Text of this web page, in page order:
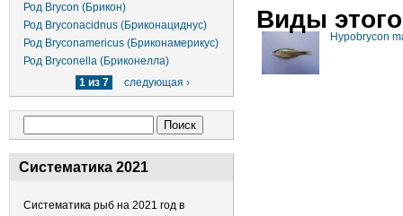
Род Brycon (Брикон)
Род Bryconacidnus (Бриконациднус)
Род Bryconamericus (Бриконамерикус)
Род Bryconella (Бриконелла)
1 из 7
следующая ›
Систематика 2021
Систематика рыб на 2021 год в
Виды
Hypobrycon